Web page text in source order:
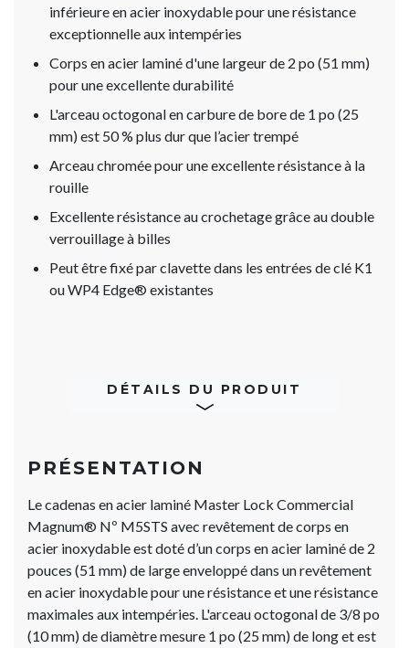
inférieure en acier inoxydable pour une résistance
exceptionnelle aux intempéries
Corps en acier laminé d'une largeur de 2 po (51 mm)
pour une excellente durabilité
L'arceau octogonal en carbure de bore de 1 po (25
mm) est 50 % plus dur que l’acier trempé
Arceau chromée pour une excellente résistance à la
rouille
Excellente résistance au crochetage grâce au double
verrouillage à billes
Peut être fixé par clavette dans les entrées de clé K1
ou WP4 Edge® existantes
DÉTAILS DU PRODUIT
PRÉSENTATION
Le cadenas en acier laminé Master Lock Commercial
Magnum® Nº M5STS avec revêtement de corps en
acier inoxydable est doté d’un corps en acier laminé de 2
pouces (51 mm) de large enveloppé dans un revêtement
en acier inoxydable pour une résistance et une résistance
maximales aux intempéries. L'arceau octogonal de 3/8 po
(10 mm) de diamètre mesure 1 po (25 mm) de long et est